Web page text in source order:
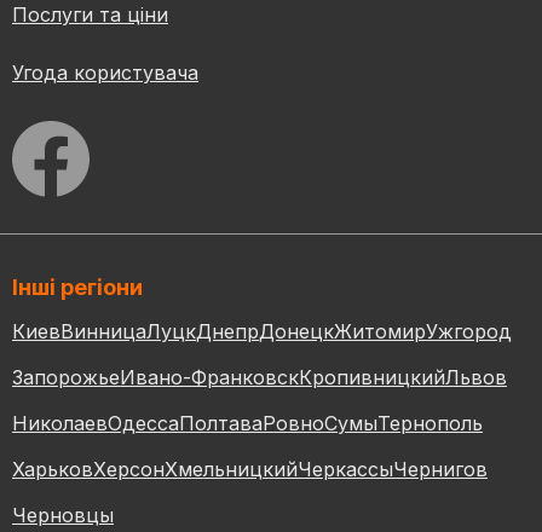
Послуги та ціни
Угода користувача
Інші регіони
КиевВинницаЛуцкДнепрДонецкЖитомирУжгород
ЗапорожьеИвано-ФранковскКропивницкийЛьвов
НиколаевОдессаПолтаваРовноСумыТернополь
ХарьковХерсонХмельницкийЧеркассыЧернигов
Черновцы